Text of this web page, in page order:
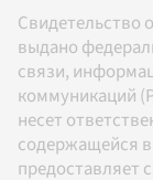
Свидетельство
выдано
связи,
коммуникаций
несет
содержащейся
предоставляет